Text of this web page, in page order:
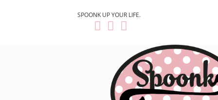
SPOONK UP YOUR LIFE.